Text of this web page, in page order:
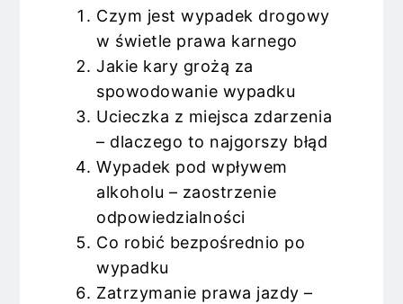
Czym jest wypadek drogowy
w świetle prawa karnego
Jakie kary grożą za
spowodowanie wypadku
Ucieczka z miejsca zdarzenia
– dlaczego to najgorszy błąd
Wypadek pod wpływem
alkoholu – zaostrzenie
odpowiedzialności
Co robić bezpośrednio po
wypadku
Zatrzymanie prawa jazdy –